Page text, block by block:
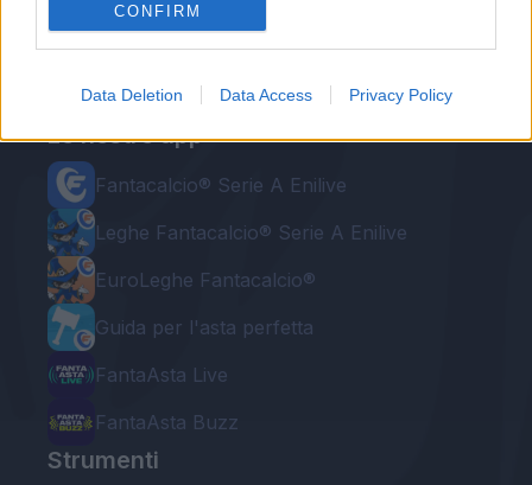
CONFIRM
Data Deletion Data Access Privacy Policy
Le nostre app
Fantacalcio® Serie A Enilive
Leghe Fantacalcio® Serie A Enilive
EuroLeghe Fantacalcio®
Guida per l'asta perfetta
FantaAsta Live
FantaAsta Buzz
Strumenti